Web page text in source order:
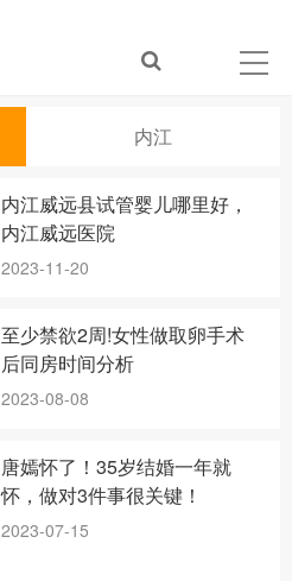
内江
内江威远县试管婴儿哪里好，
内江威远医院
2023-11-20
至少禁欲2周!女性做取卵手术
后同房时间分析
2023-08-08
唐嫣怀了！35岁结婚一年就
怀，做对3件事很关键！
2023-07-15